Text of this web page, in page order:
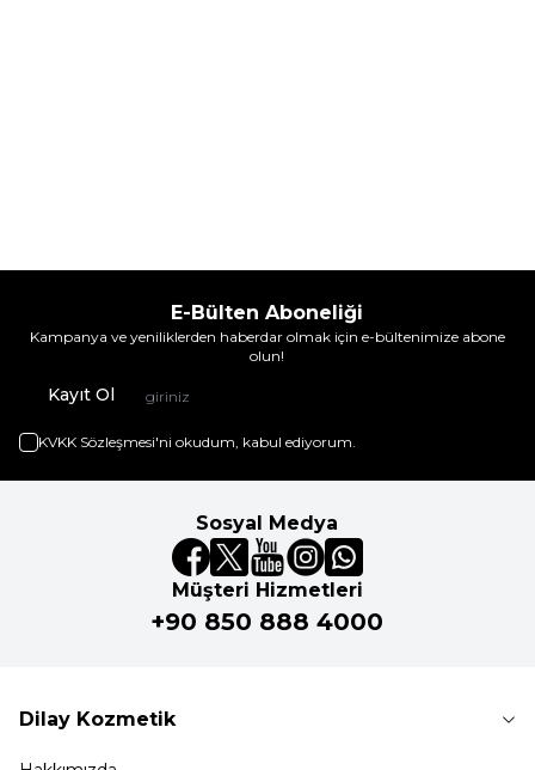
E-Bülten Aboneliği
Kampanya ve yeniliklerden haberdar olmak için e-bültenimize abone
olun!
Kayıt Ol
KVKK Sözleşmesi'ni okudum, kabul ediyorum.
Sosyal Medya
Müşteri Hizmetleri
+90 850 888 4000
Dilay Kozmetik